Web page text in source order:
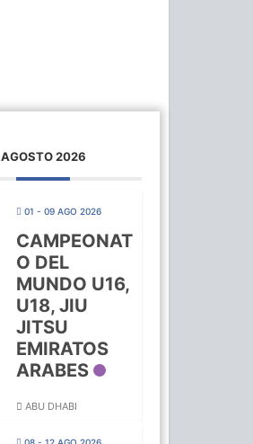
AGOSTO 2026
01 - 09 AGO 2026
CAMPEONAT
O DEL
MUNDO U16,
U18, JIU
JITSU
EMIRATOS
ARABES
ABU DHABI